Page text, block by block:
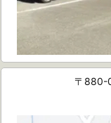
〒880-